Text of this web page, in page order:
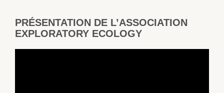
PRÉSENTATION DE L’ASSOCIATION
EXPLORATORY ECOLOGY